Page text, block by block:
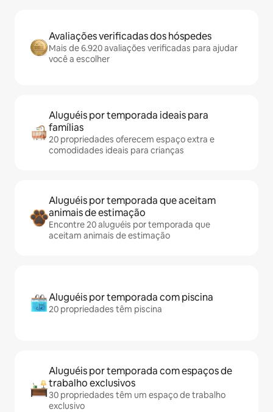
Avaliações verificadas dos hóspedes
Mais de 6.920 avaliações verificadas para ajudar
você a escolher
Aluguéis por temporada ideais para
famílias
20 propriedades oferecem espaço extra e
comodidades ideais para crianças
Aluguéis por temporada que aceitam
animais de estimação
Encontre 20 aluguéis por temporada que
aceitam animais de estimação
Aluguéis por temporada com piscina
20 propriedades têm piscina
Aluguéis por temporada com espaços de
trabalho exclusivos
30 propriedades têm um espaço de trabalho
exclusivo